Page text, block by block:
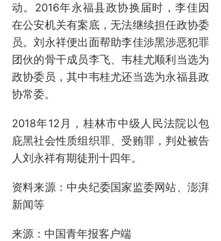
动。2016年永福县政协换届时，李佳因
在公安机关有案底，无法继续担任政协委
员。刘永祥便出面帮助李佳涉黑涉恶犯罪
团伙的骨干成员李飞、韦桂尤顺利当选为
政协委员，其中韦桂尤还当选为永福县政
协常委。
2018年12月，桂林市中级人民法院以包
庇黑社会性质组织罪、受贿罪，判处被告
人刘永祥有期徒刑十四年。
资料来源：中央纪委国家监委网站、澎湃
新闻等
来源：中国青年报客户端